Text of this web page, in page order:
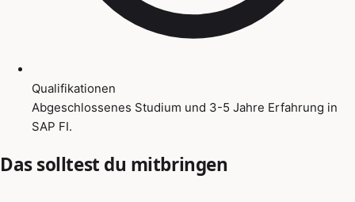
Qualifikationen
Abgeschlossenes Studium und 3-5 Jahre Erfahrung in
SAP FI.
Das solltest du mitbringen